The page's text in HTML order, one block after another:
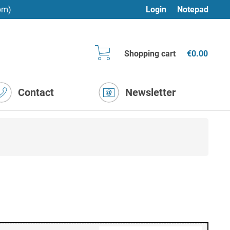
Login Notepad
Shopping cart €0.00
Contact Newsletter